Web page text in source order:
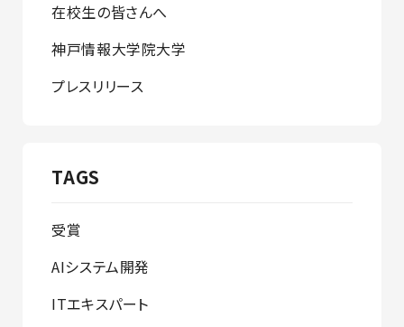
在校生の皆さんへ
神戸情報大学院大学
プレスリリース
TAGS
受賞
AIシステム開発
ITエキスパート